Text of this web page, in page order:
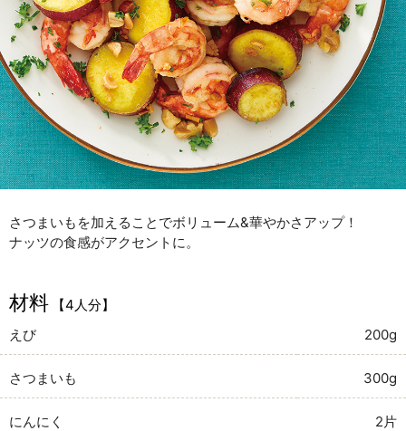
さつまいもを加えることでボリューム&華やかさアップ！
ナッツの食感がアクセントに。
材料
【4人分】
えび
200g
さつまいも 300g
にんにく 2片